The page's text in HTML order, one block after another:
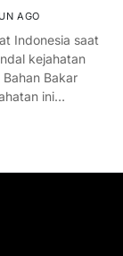
AGO
Indonesia saat
kejahatan
Bakar
ini…